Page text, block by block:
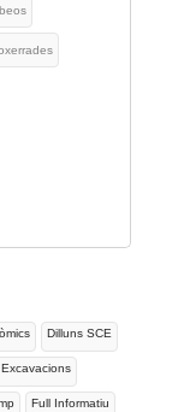
Dilluns SCE
Excavacions
Full Informatiu